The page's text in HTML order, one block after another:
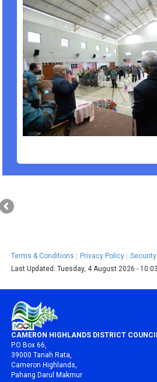
Terms & Conditions Privacy Policy
Last Updated:Tuesday, 4 August 2026 -
CAMERON HIGHLANDS DISTRICT
P.O Box 66,
39000 Tanah Rata,
Cameron Highlands,
Pahang Darul Makmur